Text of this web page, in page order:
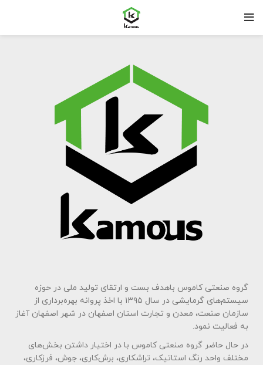
گروه صنعتی کاموس باهدف بست و ارتقای تولید ملی در حوزه
سیستم‌های گرمایشی در سال ۱۳۹۵ با اخذ پروانه بهره‌برداری از
سازمان صنعت، معدن و تجارت استان اصفهان در شهر اصفهان آغاز
به فعالیت نمود.
در حال حاضر گروه صنعتی کاموس با در اختیار داشتن بخش‌های
مختلف واحد رنگ استاتیک، تراشکاری، برش‌کاری، جوش، فرزکاری،